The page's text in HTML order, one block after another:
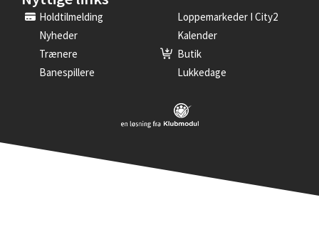
Holdtilmelding
Loppemarkeder I City2
Nyheder
Kalender
Trænere
Butik
Banespillere
Lukkedage